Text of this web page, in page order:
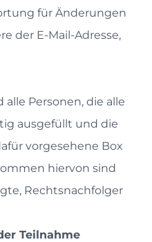
für Änderungen
der E-Mail-Adresse,
Personen, die alle
ausgefüllt und die
vorgesehene Box
hiervon sind
Rechtsnachfolger
Teilnahme